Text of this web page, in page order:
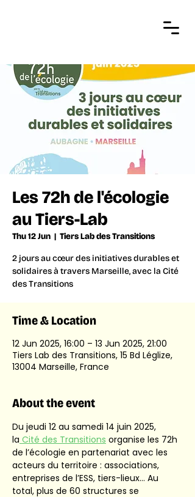
Les 72h de l'écologie
au Tiers-Lab
Thu 12 Jun
  |
Tiers Lab des Transitions
2 jours au cœur des initiatives durables et
solidaires à travers Marseille, avec la Cité
des Transitions
Time & Location
12 Jun 2025, 16:00 – 13 Jun 2025, 21:00
Tiers Lab des Transitions, 15 Bd Léglize,
13004 Marseille, France
About the event
Du jeudi 12 au samedi 14 juin 2025,
la Cité des Transitions organise les 72h
de l’écologie en partenariat avec les
acteurs du territoire : associations,
entreprises de l’ESS, tiers-lieux… Au
total, plus de 60 structures se